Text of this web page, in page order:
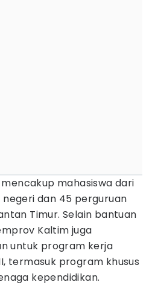
mahasiswa dari
dan 45 perguruan
Timur. Selain bantuan
Kaltim juga
untuk program kerja
termasuk program khusus
kependidikan.